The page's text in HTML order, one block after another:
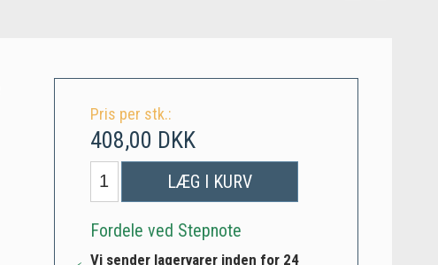
Pris per stk.:
408,00 DKK
LÆG I KURV
Fordele ved Stepnote
Vi sender lagervarer inden for 24